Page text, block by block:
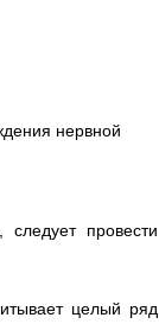
нервной
провести
целый ряд